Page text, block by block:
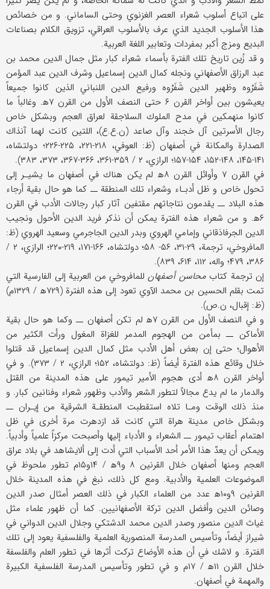
على اتباع أسلوب شعراء العصر الغزنوي وحتى الساماني. و من خصائص
هذا الأسلوب الجديد الذي عرف بالأسلوب العراقي، تزويق الكلام بصناعات
البديع ومزج أكبر بمفردات وتعابير اللغة العربية.
و قد زُين تاريخ تلك الفترة بأسماء شعراء كبار مثل جمال الدين محمد بن
عبد الرزاق الأصفهاني ونجله كمال الدين إسماعيل وشرف الدين عبد المؤمن
شَفَرْوه وظهير الدين شَفَرْوه ورفيع الدين اللنباني الذين كانوا جميعاً
يعيشون بين أواخر القرن ۶ حتى النصف الأول من القرن ۷ه‍. وغالباً ما
كانوا منهمكين في مدح الملوك السلاجقة لعراق العجم وبشكل خاص
رجال الأسرتين آل خجند وآل صاعد (ن.ع.ع)، اللتين كانت لهما آنذاك
الصدارة والمكانة في أصفهان (ظ: العوفي، ۲۱۸-۲۲۱، ۲۲۵-۲۲۶؛ دولتشاه،
۱۴۱-۱۴۵، ۱۴۸-۱۵۲، ۱۵۴-۱۵۷؛ الرازي، ۲ / ۳۵۹-۳۶۱، ۳۶۶-۳۶۷، ۳۷۳، ۳۸۳).
في القرن ۷ وأوائل القرن ۸ه‍ لم يكن هناك في أصفهان ما يشيـر إلى
تحول خاص و ظل أدبـاء وشعراء تلك المنطقة ــ كما هو حال بقية أرجاء
هذه البلاد ــ يقدمون نتاجاتهم مقتفين آثار كبار رجالات الأدب في القرن
۶ه‍. و من شعراء هذه الفترة يمكن أن نذكر فريد الدين الأحول ونجيب
الدين الجرفاذقاني وإمامي الهروي وبدر الدين الجاجرمي وسعيد الهروي (ظ:
المافروخي، ترجمة، ۲۹-۳۱، ۵۶- ۵۸؛ دولتشاه، ۱۶۶-۱۷۱، ۲۱۹-۲۲۰؛ الرازي، ۲ /
۳۸۶، ۴۷۹؛ واله، ۱۱۲، ۶۱۴، ۸۳۹).
إن ترجمة كتابمحاسن أصفهانللمافروخي من العربية إلى الفارسية التي
تمت بقلم الحسين بن محمد الآوي تعود إلى هذه الفترة (۷۲۹ه‍ / ۱۳۲۹م)
(ظ: إقبال، ن.ص).
و في النصف الأول من القرن ۷ه‍ لم تكن أصفهان ــ وكما هو حال بقية
الأماكن ــ بمأمن من الهجوم المدمر للغزاة المغول ورأت الكثير من
الأهوال؛ حتى إن بعض أهل الأدب مثل كمال الدين إسماعيل قد قتلوا
خلال وقائع هذه الفترة أيضاً (ظ: دولتشاه، ۱۵۲؛ الرازي، ۲ / ۳۷۳). و في
أواخر القرن ۸ه‍ أدى هجوم الأمير تيمور على هذه المدينة من القتل
والدمار ما لم يدع مجالاً لتطور الشعر والأدب وظهور شعراء وفنانين كبار. و
منذ ذلك الوقت ومـا تلاه استقطبت المنطقـة الشرقية من إيـران ــ
وبشكل خاص مدينة هراة التي كانت قد ازدهرت مرة أخرى في ظل
اهتمام أعقاب تيمور ــ الشعراء و الأدباء إليها وأصبحت مركزاً علمياً وأدبياً.
ويمكن أن يعدّ هذا الأمر أحد الأسباب التي أدت إلى ألايشاهد في بلاد عراق
العجم ومنها أصفهان خلال القرنين ۸ و۹ه‍ / ۱۴و۱۵م تطور ملحوظ في
الموضوعات العلمية والأدبية. ومع كل ذلك، نبغ في هذه المدينة خلال
القرنين ۹و۱۰ه‍ عدد من العلماء الكبار في ذلك العصر أمثال صدر الدين
وصائن الدين وأفضل الدين تركة الأصفهانيين. كما أن ظهور علماء مثل
غياث الدين منصور وصدر الدين محمد الدشتكي وجلال الدين الدواني في
شيراز أيضاً، وتأسيس المدرسة المنصورية العلمية والفلسفية يعود إلى تلك
الفترة. و لاشك في أن هذه الأوضاع تركت أثرها في تطور العلم والفلسفة
خلال القرن ۱۱ه‍ / ۱۷م و في تطور وتأسيس المدرسة الفلسفية الكبيرة
والمهمة في أصفهان.